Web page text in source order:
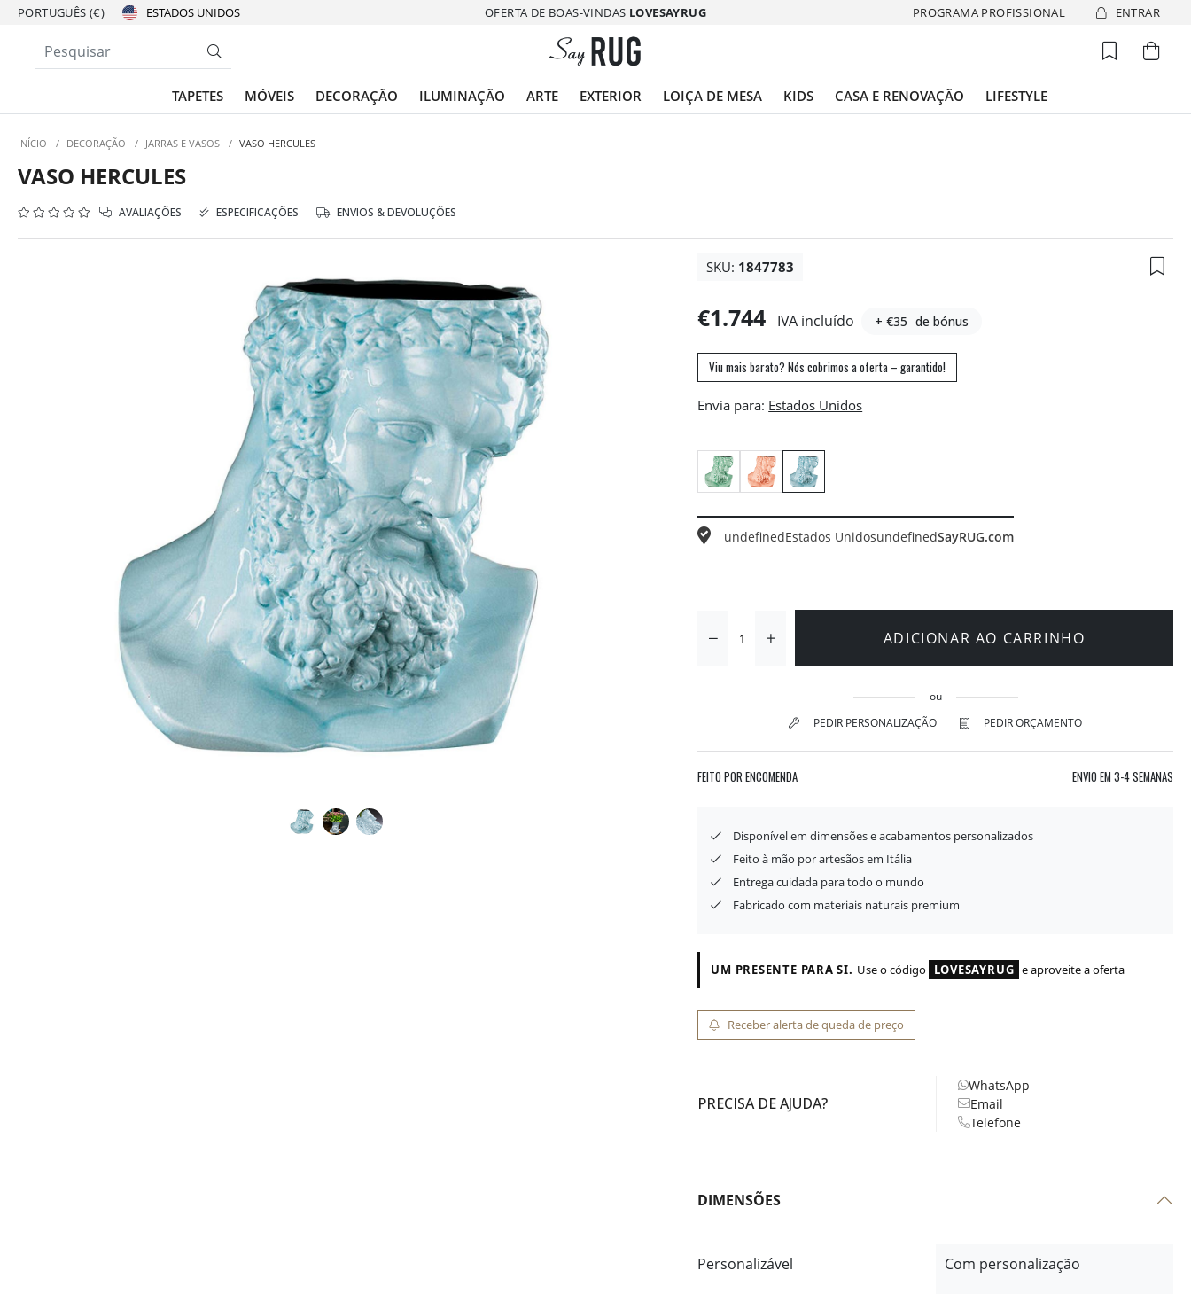
PORTUGUÊS (€) OFERTA DE BOAS-VINDAS LOVESAYRUG PROGRAMA PROFISSIONAL ENTRAR
TAPETES MÓVEIS DECORAÇÃO ILUMINAÇÃO ARTE EXTERIOR LOIÇA DE MESA KIDS CASA E RENOVAÇÃO LIFESTYLE
INÍCIO / DECORAÇÃO / JARRAS E VASOS / VASO HERCULES
VASO HERCULES
AVALIAÇÕES ESPECIFICAÇÕES ENVIOS & DEVOLUÇÕES
SKU: 1847783
€1.744 IVA incluído + €35 de bónus
Viu mais barato? Nós cobrimos a oferta – garantido!
Envia para:
undefinedEstados UnidosundefinedSayRUG.com
ADICIONAR AO CARRINHO
ou
PEDIR PERSONALIZAÇÃO
PEDIR ORÇAMENTO
FEITO POR ENCOMENDA ENVIO EM 3-4 SEMANAS
Disponível em dimensões e acabamentos personalizados
Feito à mão por artesãos em Itália
Entrega cuidada para todo o mundo
Fabricado com materiais naturais premium
UM PRESENTE PARA SI. Use o código LOVESAYRUG e aproveite a oferta
Receber alerta de queda de preço
PRECISA DE AJUDA?
WhatsApp
Email
Telefone
DIMENSÕES
Personalizável
Com personalização